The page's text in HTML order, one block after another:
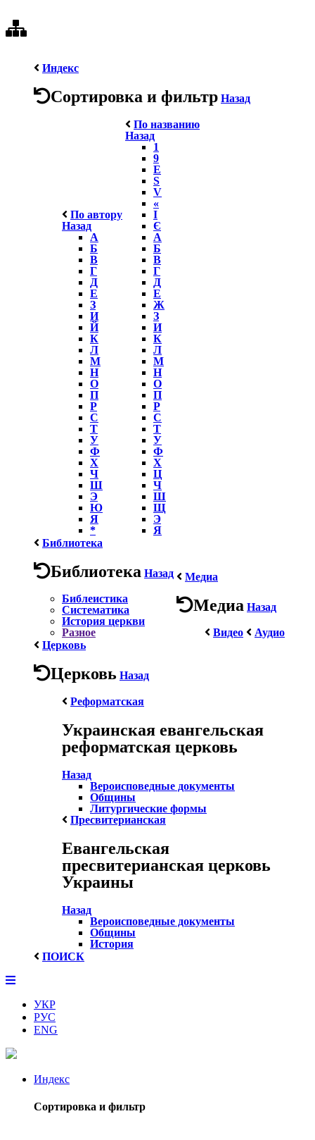
Индекс
Сортировка и фильтр Назад
По автору
Назад
А
Б
В
Г
Д
Е
З
И
Й
К
Л
М
Н
О
П
Р
С
Т
У
Ф
Х
Ч
Ш
Э
Ю
Я
*
По названию
Назад
1
9
E
S
V
«
І
Є
А
Б
В
Г
Д
Е
Ж
З
И
К
Л
М
Н
О
П
Р
С
Т
У
Ф
Х
Ц
Ч
Ш
Щ
Э
Я
Библиотека
Библиотека Назад
Библеистика
Систематика
История церкви
Разное
Медиа
Медиа Назад
Видео
Аудио
Церковь
Церковь Назад
Реформатская
Украинская евангельская
реформатская церковь
Назад
Вероисповедные документы
Общины
Литургические формы
Пресвитерианская
Евангельская
пресвитерианская церковь
Украины
Назад
Вероисповедные документы
Общины
История
ПОИСК
УКР
РУС
ENG
Индекс
Сортировка и фильтр